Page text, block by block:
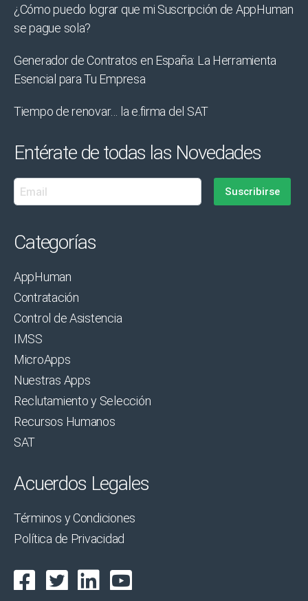
¿Cómo puedo lograr que mi Suscripción de AppHuman
se pague sola?
Generador de Contratos en España: La Herramienta
Esencial para Tu Empresa
Tiempo de renovar… la e.firma del SAT
Entérate de todas las Novedades
Categorías
AppHuman
Contratación
Control de Asistencia
IMSS
MicroApps
Nuestras Apps
Reclutamiento y Selección
Recursos Humanos
SAT
Acuerdos Legales
Términos y Condiciones
Política de Privacidad